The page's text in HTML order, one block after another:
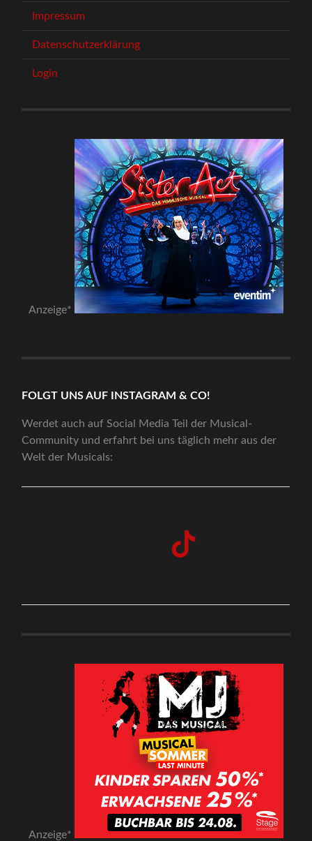
Impressum
Datenschutzerklärung
Login
Anzeige*
FOLGT UNS AUF INSTAGRAM & CO!
Werdet auch auf Social Media Teil der Musical-
Community und erfahrt bei uns täglich mehr aus der
Welt der Musicals:
Anzeige*